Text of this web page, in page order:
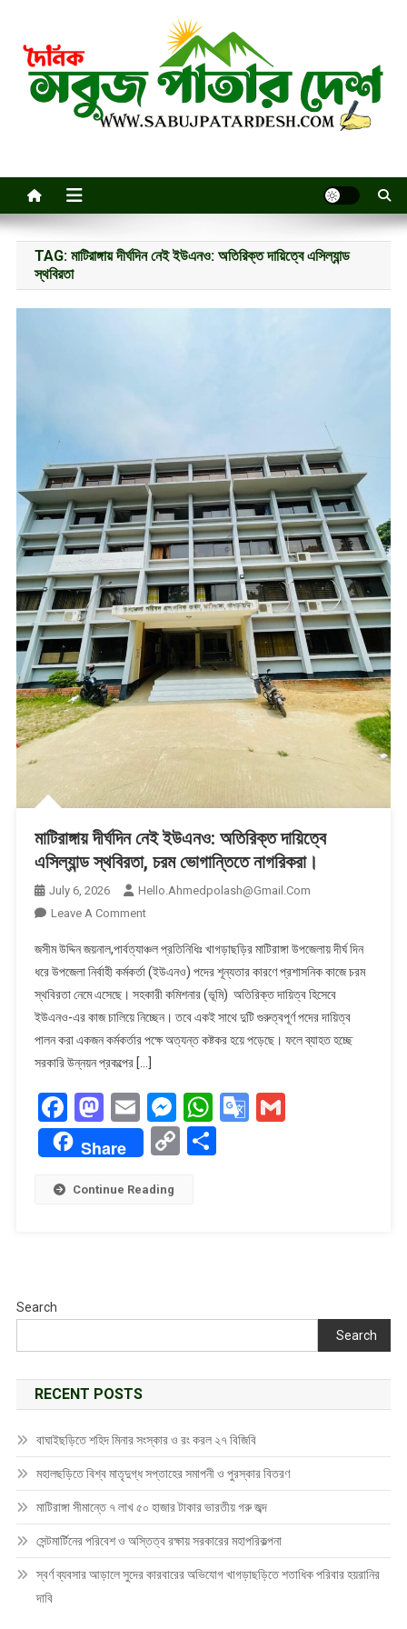
content
TAG: মাটিরাঙ্গায় দীর্ঘদিন নেই ইউএনও: অতিরিক্ত দায়িত্বে এসিল্যান্ড
স্থবিরতা
মাটিরাঙ্গায় দীর্ঘদিন নেই ইউএনও: অতিরিক্ত দায়িত্বে
এসিল্যান্ড স্থবিরতা, চরম ভোগান্তিতে নাগরিকরা।
July 6, 2026
Hello.ahmedpolash@gmail.com
Leave A CommentOn
দীর্ঘদিন
নেই
ইউএনও:
অতিরিক্ত
দায়িত্বে
এসিল্যান্ড
চরম
ভোগান্তিতে
নাগরিকরা।
জসীম উদ্দিন জয়নাল,পার্বত্যাঞ্চল প্রতিনিধিঃ খাগড়াছড়ির মাটিরাঙ্গা উপজেলায় দীর্ঘ দিন
ধরে উপজেলা নির্বাহী কর্মকর্তা (ইউএনও) পদের শূন্যতার কারণে প্রশাসনিক কাজে চরম
স্থবিরতা নেমে এসেছে। সহকারী কমিশনার (ভূমি) অতিরিক্ত দায়িত্ব হিসেবে
ইউএনও-এর কাজ চালিয়ে নিচ্ছেন। তবে একই সাথে দুটি গুরুত্বপূর্ণ পদের দায়িত্ব
পালন করা একজন কর্মকর্তার পক্ষে অত্যন্ত কষ্টকর হয়ে পড়েছে। ফলে ব্যাহত হচ্ছে
সরকারি উন্নয়ন প্রকল্পের […]
Facebook
Mastodon
EmailMessenger
WhatsApp
Google
Gmail
Share
CopyShare
Continue Reading
Search
Search
RECENT POSTS
বাঘাইছড়িতে শহিদ মিনার সংস্কার ও রং করল ২৭ বিজিবি
মহালছড়িতে বিশ্ব মাতৃদুগ্ধ সপ্তাহের সমাপনী ও পুরস্কার বিতরণ
মাটিরাঙ্গা সীমান্তে ৭ লাখ ৫০ হাজার টাকার ভারতীয় গরু জব্দ
সেন্টমার্টিনের পরিবেশ ও অস্তিত্ব রক্ষায় সরকারের মহাপরিকল্পনা
স্বর্ণ ব্যবসার আড়ালে সুদের কারবারের অভিযোগ খাগড়াছড়িতে শতাধিক পরিবার হয়রানির
দাবি